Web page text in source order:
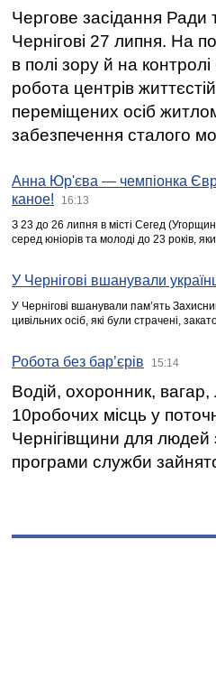
Чергове засідання Ради
Чернігові 27 липня. На
в полі зору й на
робота центрів
переміщених осіб
забезпечення сталого
Анна Юр'єва — чемпіонка
каное!
16:13
З 23 до 26 липня в місті Сегед
серед юніорів та молоді до 23 років,
У Чернігові вшанували
У Чернігові вшанували пам’ять
цивільних осіб, які були страчені,
Робота без бар’єрів 15:14
Водій, охоронник,
10робочих місць у
Чернігівщини для людей
програми служби